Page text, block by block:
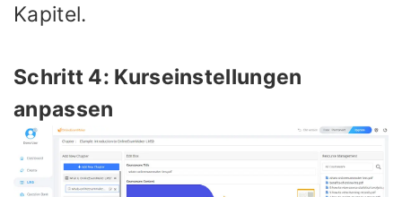
Kapitel.
Schritt 4: Kurseinstellungen
anpassen